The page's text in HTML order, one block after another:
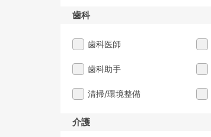
歯科
歯科医師
歯科助手
清掃/環境整備
介護